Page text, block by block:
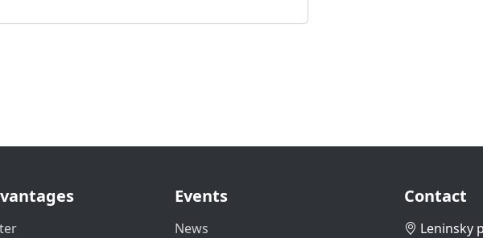
Events
News
Contact
Leninsky